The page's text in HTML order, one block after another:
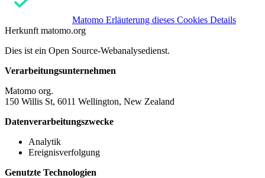
Matomo Erläuterung dieses Cookies Details
Herkunft matomo.org
Dies ist ein Open Source-Webanalysedienst.
Verarbeitungsunternehmen
Matomo org.
150 Willis St, 6011 Wellington, New Zealand
Datenverarbeitungszwecke
Analytik
Ereignisverfolgung
Genutzte Technologien